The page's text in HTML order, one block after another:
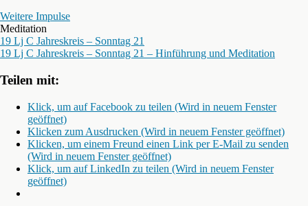
Weitere Impulse
Meditation
19 Lj C Jahreskreis – Sonntag 21
19 Lj C Jahreskreis – Sonntag 21 – Hinführung und Meditation
Teilen mit:
Klick, um auf Facebook zu teilen (Wird in neuem Fenster
geöffnet)
Klicken zum Ausdrucken (Wird in neuem Fenster geöffnet)
Klicken, um einem Freund einen Link per E-Mail zu senden
(Wird in neuem Fenster geöffnet)
Klick, um auf LinkedIn zu teilen (Wird in neuem Fenster
geöffnet)